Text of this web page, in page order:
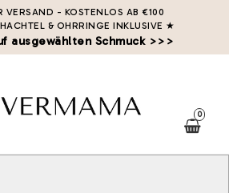
VERSAND - KOSTENLOS AB €100
& OHRRINGE INKLUSIVE ★
ausgewählten Schmuck >>>
0